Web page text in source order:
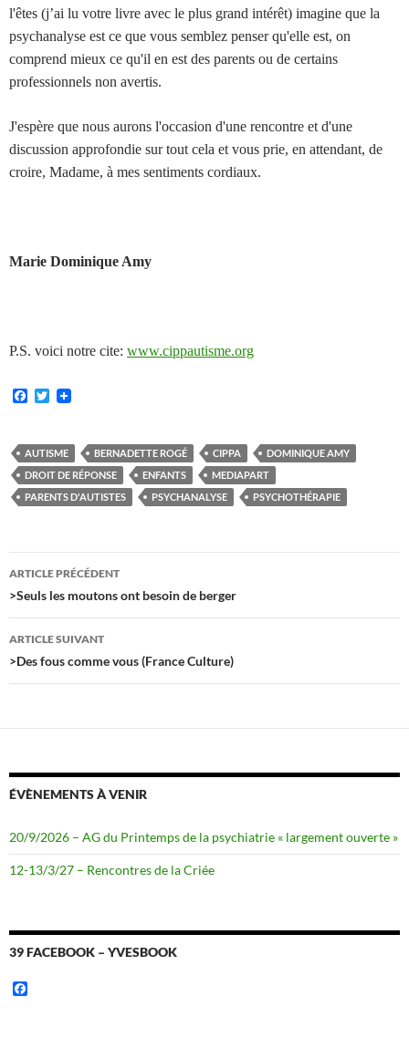
l'êtes (j’ai lu votre livre avec le plus grand intérêt) imagine que la
psychanalyse est ce que vous semblez penser qu'elle est, on
comprend mieux ce qu'il en est des parents ou de certains
professionnels non avertis.
J'espère que nous aurons l'occasion d'une rencontre et d'une
discussion approfondie sur tout cela et vous prie, en attendant, de
croire, Madame, à mes sentiments cordiaux.
Marie Dominique Amy
P.S. voici notre cite: www.cippautisme.org
F
b
o
o
k
T
t
e
r
AUTISME BERNADETTE ROGÉ CIPPA
DOMINIQUE AMY
DROIT DE RÉPONSE
ENFANTS
MEDIAPART
PARENTS D'AUTISTES
PSYCHANALYSE PSYCHOTHÉRAPIE
Navigation
des
articles
ARTICLE PRÉCÉDENT
>Seuls les moutons ont besoin de berger
ARTICLE SUIVANT
>Des fous comme vous (France Culture)
ÉVÈNEMENTS À VENIR
20/9/2026 – AG du Printemps de la psychiatrie « largement ouverte »
12-13/3/27 – Rencontres de la Criée
39 FACEBOOK – YVESBOOK